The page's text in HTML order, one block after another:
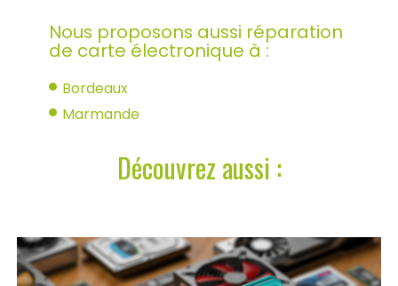
Nous proposons aussi réparation
de carte électronique à :
Bordeaux
Marmande
Découvrez aussi :